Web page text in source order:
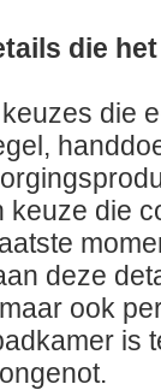
die
die
die
deze
ook
is